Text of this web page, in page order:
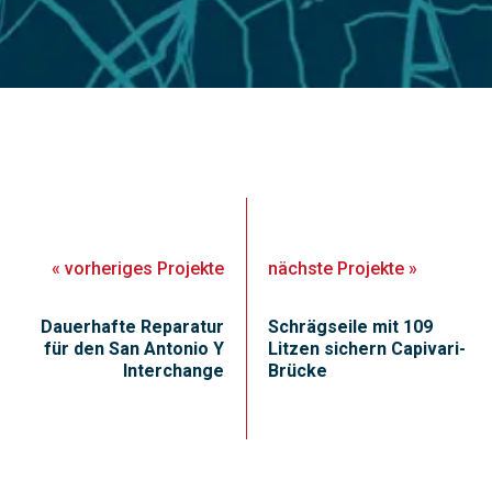
«vorheriges Projekte
Dauerhafte Reparatur
für den San Antonio Y
Interchange
nächste Projekte»
Schrägseile mit 109
Litzen sichern Capivari-
Brücke